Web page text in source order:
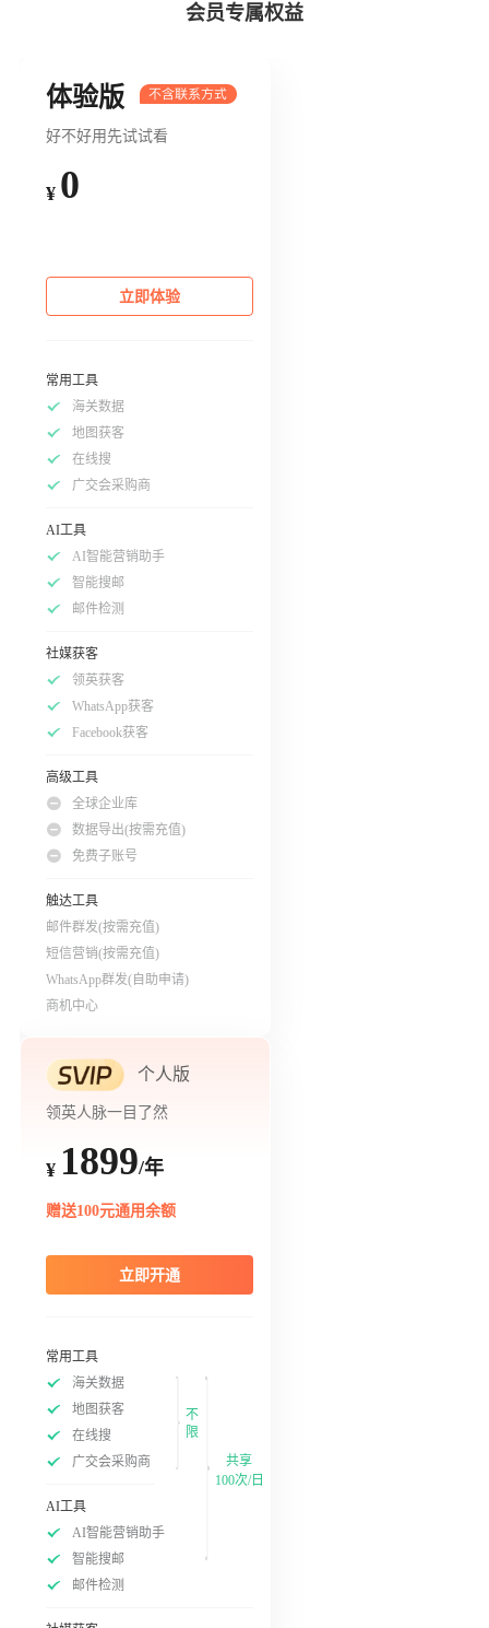
会员专属权益
体验版
好不好用先试试看
¥ 0
立即体验
常用工具
海关数据
地图获客
在线搜
广交会采购商
AI工具
AI智能营销助手
智能搜邮
邮件检测
社媒获客
领英获客
WhatsApp获客
Facebook获客
高级工具
全球企业库
数据导出(按需充值)
免费子账号
触达工具
邮件群发(按需充值)
短信营销(按需充值)
WhatsApp群发(自助申请)
商机中心
个人版
领英人脉一目了然
¥ 1899/年
赠送100元通用余额
立即开通
常用工具
海关数据
地图获客
在线搜
广交会采购商
不
限
AI工具
AI智能营销助手
智能搜邮
邮件检测
共享
100次/日